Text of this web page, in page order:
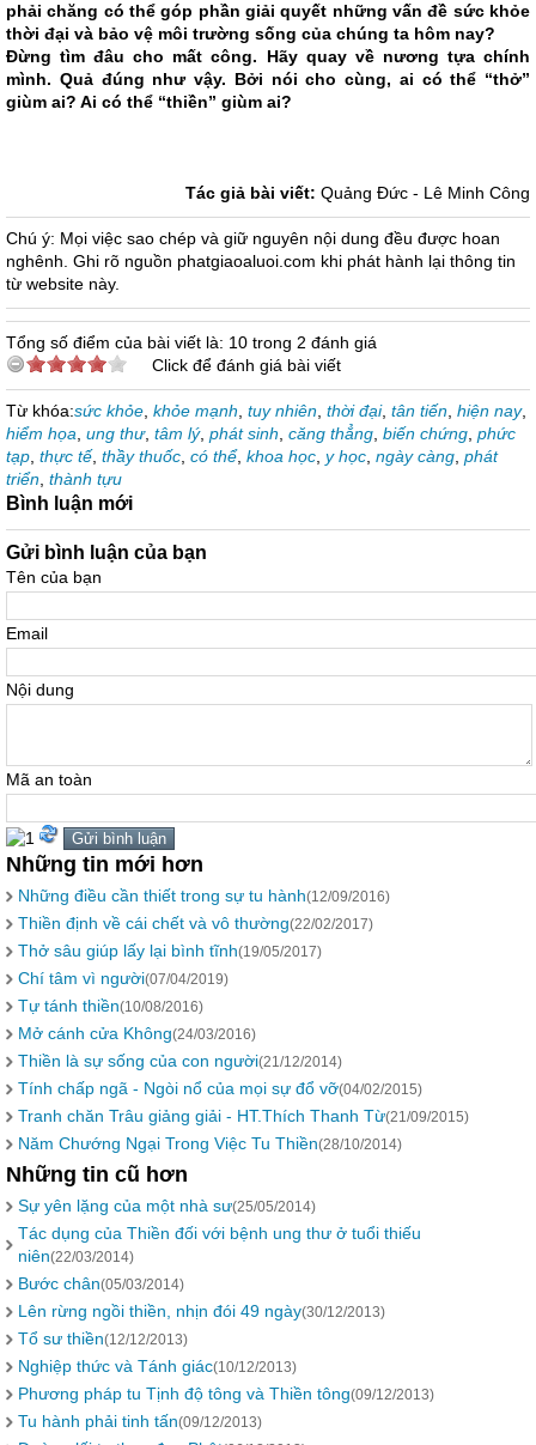
phải chăng có thể góp phần giải quyết những vấn đề sức khỏe
thời đại và bảo vệ môi trường sống của chúng ta hôm nay?
Đừng tìm đâu cho mất công. Hãy quay về nương tựa chính
mình. Quả đúng như vậy. Bởi nói cho cùng, ai có thể “thở”
giùm ai? Ai có thể “thiền” giùm ai?
Tác giả bài viết: Quảng Đức - Lê Minh Công
Chú ý: Mọi việc sao chép và giữ nguyên nội dung đều được hoan
nghênh. Ghi rõ nguồn phatgiaoaluoi.com khi phát hành lại thông tin
từ website này.
Tổng số điểm của bài viết là: 10 trong 2 đánh giá
Click để đánh giá bài viết
Từ khóa:sức khỏe khỏe mạnh tuy nhiên thời đại, tân tiến hiện nay,
hiểm họa ung thư, tâm lý, phát sinh căng thẳng biến chứng phức
tạp thực tế, thầy thuốc có thể, khoa học y học ngày càng phát
triển thành tựu
Bình luận mới
Gửi bình luận của bạn
Tên của bạn
Email
Nội dung
Mã an toàn
Những tin mới hơn
Những điều cần thiết trong sự tu hành(12/09/2016)
Thiền định về cái chết và vô thường(22/02/2017)
Thở sâu giúp lấy lại bình tĩnh(19/05/2017)
Chí tâm vì người(07/04/2019)
Tự tánh thiền(10/08/2016)
Mở cánh cửa Không(24/03/2016)
Thiền là sự sống của con người(21/12/2014)
Tính chấp ngã - Ngòi nổ của mọi sự đổ vỡ(04/02/2015)
Tranh chăn Trâu giảng giải - HT.Thích Thanh Từ(21/09/2015)
Năm Chướng Ngại Trong Việc Tu Thiền(28/10/2014)
Những tin cũ hơn
Sự yên lặng của một nhà sư(25/05/2014)
Tác dụng của Thiền đối với bệnh ung thư ở tuổi thiếu
niên(22/03/2014)
Bước chân(05/03/2014)
Lên rừng ngồi thiền, nhịn đói 49 ngày(30/12/2013)
Tổ sư thiền(12/12/2013)
Nghiệp thức và Tánh giác(10/12/2013)
Phương pháp tu Tịnh độ tông và Thiền tông(09/12/2013)
Tu hành phải tinh tấn(09/12/2013)